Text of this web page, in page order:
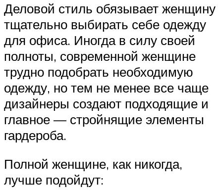
Деловой стиль обязывает женщину
тщательно выбирать себе одежду
для офиса. Иногда в силу своей
полноты, современной женщине
трудно подобрать необходимую
одежду, но тем не менее все чаще
дизайнеры создают подходящие и
главное — стройнящие элементы
гардероба.
Полной женщине, как никогда,
лучше подойдут: